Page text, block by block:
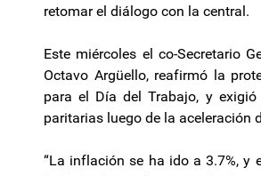
retomar el diálogo con la central.
Este miércoles el co-Secretario
Octavo Argüello, reafirmó la
para el Día del Trabajo, y
paritarias luego de la aceleración
“La inflación se ha ido a 3.7%, y